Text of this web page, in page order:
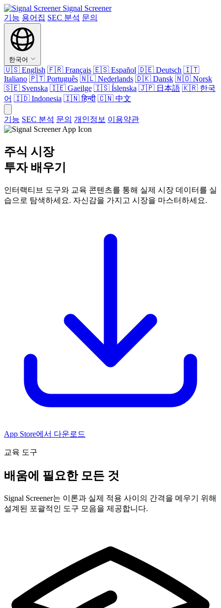
Signal Screener
기능 용어집 SEC 분석 문의
한국어
🇺🇸 English 🇫🇷 Français 🇪🇸 Español 🇩🇪 Deutsch 🇮🇹
Italiano 🇵🇹 Português 🇳🇱 Nederlands 🇩🇰 Dansk 🇳🇴 Norsk
🇸🇪 Svenska 🇮🇪 Gaeilge 🇮🇸 Íslenska 🇯🇵 日本語 🇰🇷 한국
어 🇮🇩 Indonesia 🇮🇳हिन्दी 🇨🇳 中文
기능 SEC 분석 문의 개인정보 이용약관
주식 시장
투자 배우기
인터랙티브 도구와 교육 콘텐츠를 통해 실제 시장 데이터를 실
습으로 탐색하세요. 자신감을 가지고 시장을 마스터하세요.
App Store에서 다운로드
교육 도구
배움에 필요한 모든 것
Signal Screener는 이론과 실제 적용 사이의 간격을 메우기 위해
설계된 포괄적인 도구 모음을 제공합니다.